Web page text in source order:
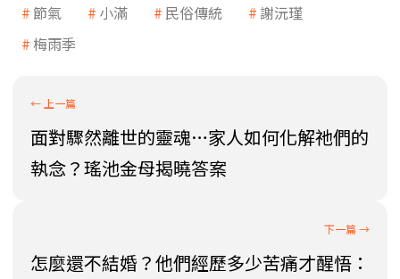
節氣 小滿 民俗傳統
謝沅瑾
梅雨季
面對驟然離世的靈魂…家人如何化解祂們的
執念？瑤池金母揭曉答案
怎麼還不結婚？他們經歷多少苦痛才醒悟：